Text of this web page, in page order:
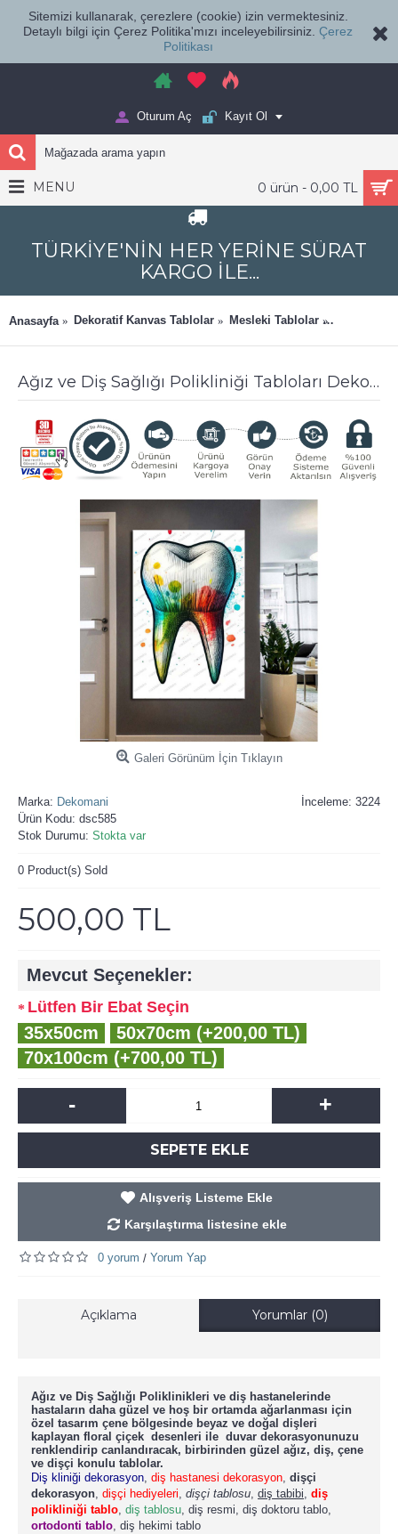
Sitemizi kullanarak, çerezlere (cookie) izin vermektesiniz.
Detaylı bilgi için Çerez Politika'mızı inceleyebilirsiniz. Çerez
Politikası
Oturum Aç Kayıt Ol
0 ürün - 0,00 TL
MENU
TÜRKİYE'NİN HER YERİNE SÜRAT
KARGO İLE...
Anasayfa Dekoratif Kanvas Tablolar Mesleki Tablolar
Ağız ve Diş Sağlığı Polikliniği Tabloları Dekoratif Diş, Dekoratif Dişçi, Dişçi Dekorasyonu dsc585
Galeri Görünüm İçin Tıklayın
İnceleme: 3224
Marka: Dekomani
Ürün Kodu: dsc585
Stok Durumu: Stokta var
0 Product(s) Sold
500,00 TL
Mevcut Seçenekler:
Lütfen Bir Ebat Seçin
35x50cm
50x70cm (+200,00 TL)
70x100cm (+700,00 TL)
- +
SEPETE EKLE
Alışveriş Listeme Ekle
Karşılaştırma listesine ekle
0 yorum / Yorum Yap
Açıklama Yorumlar (0)
Ağız ve Diş Sağlığı Poliklinikleri ve diş hastanelerinde
hastaların daha güzel ve hoş bir ortamda ağarlanması için
özel tasarım çene bölgesinde beyaz ve doğal dişleri
kaplayan floral çiçek desenleri ile duvar dekorasyonunuzu
renklendirip canlandıracak, birbirinden güzel ağız, diş, çene
ve dişçi konulu tablolar.
Diş kliniği dekorasyon, diş hastanesi dekorasyon, dişçi
dekorasyon, dişçi hediyeleri, dişçi tablosu, diş tabibi, diş
polikliniği tablo, diş tablosu, diş resmi, diş doktoru tablo,
ortodonti tablo, diş hekimi tablo